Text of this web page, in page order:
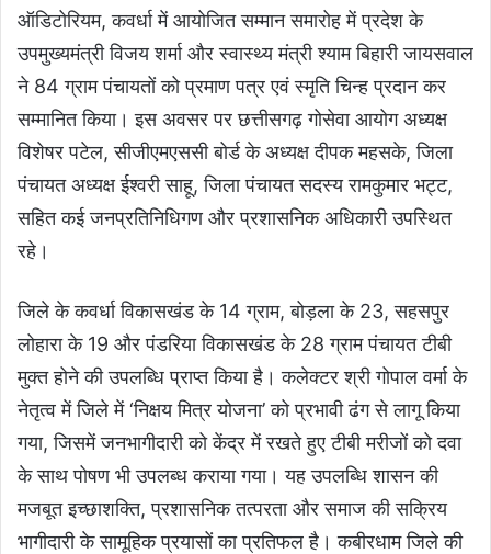
ऑडिटोरियम, कवर्धा में आयोजित सम्मान समारोह में प्रदेश के
उपमुख्यमंत्री विजय शर्मा और स्वास्थ्य मंत्री श्याम बिहारी जायसवाल
ने 84 ग्राम पंचायतों को प्रमाण पत्र एवं स्मृति चिन्ह प्रदान कर
सम्मानित किया। इस अवसर पर छत्तीसगढ़ गोसेवा आयोग अध्यक्ष
विशेषर पटेल, सीजीएमएससी बोर्ड के अध्यक्ष दीपक महसके, जिला
पंचायत अध्यक्ष ईश्वरी साहू, जिला पंचायत सदस्य रामकुमार भट्ट,
सहित कई जनप्रतिनिधिगण और प्रशासनिक अधिकारी उपस्थित
रहे।
जिले के कवर्धा विकासखंड के 14 ग्राम, बोड़ला के 23, सहसपुर
लोहारा के 19 और पंडरिया विकासखंड के 28 ग्राम पंचायत टीबी
मुक्त होने की उपलब्धि प्राप्त किया है। कलेक्टर श्री गोपाल वर्मा के
नेतृत्व में जिले में ‘निक्षय मित्र योजना’ को प्रभावी ढंग से लागू किया
गया, जिसमें जनभागीदारी को केंद्र में रखते हुए टीबी मरीजों को दवा
के साथ पोषण भी उपलब्ध कराया गया। यह उपलब्धि शासन की
मजबूत इच्छाशक्ति, प्रशासनिक तत्परता और समाज की सक्रिय
भागीदारी के सामूहिक प्रयासों का प्रतिफल है। कबीरधाम जिले की